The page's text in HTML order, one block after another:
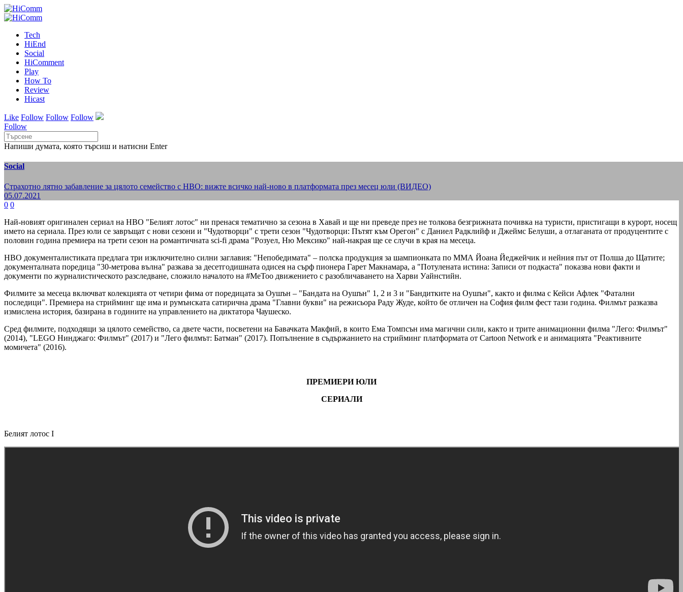
Tech
HiEnd
Social
HiComment
Play
How To
Review
Hicast
Like Follow Follow Follow
Follow
Напиши думата, която търсиш и натисни Enter
Social
Страхотно лятно забавление за цялото семейство с HBO: вижте всичко най-ново в платформата през месец юли (ВИДЕО)
05.07.2021
0 0
Най-новият оригинален сериал на HBO "Белият лотос" ни пренася тематично за сезона в Хавай и ще ни преведе през не толкова безгрижната пoчивка на туристи, пристигащи в курорт, носещ
името на сериала. През юли се завръщат с нови сезони и "Чудотворци" с трети сезон "Чудотворци: Пътят към Орегон" с Даниел Радклийф и Джеймс Белуши, а отлаганата от продуцентите с
половин година премиера на трети сезон на романтичната sci-fi драма "Розуел, Ню Мексико" най-накрая ще се случи в края на месеца.
HBO документалистиката предлага три изключително силни заглавия: "Непобедимата" – полска продукция за шампионката по ММА Йоана Йеджейчик и нейния път от Полша до Щатите;
дoкументалната поредица "30-метрова вълна" разкава за десетгодишната одисея на сърф пионера Гарет Макнамара, а "Потулената истина: Записи от подкаста" показва нови факти и
документи по журналистическото разследване, сложило началото на #MeToo движението с разобличаването на Харви Уайнстийн.
Филмите за месеца включват колекцията от четири фима от поредицата за Оушън – "Бандата на Оушън" 1, 2 и 3 и "Бандитките на Оушън", както и филма с Кейси Афлек "Фатални
последици". Премиера на стрийминг ще има и румънската сатирична драма "Главни букви" на режисьора Раду Жуде, който бе отличен на София филм фест тази година. Филмът разказва
измислена история, базирана в годините на управлението на диктатора Чаушеско.
Сред филмите, подходящи за цялото семейство, са двете части, посветени на Бавачката Макфий, в които Ема Томпсън има магични сили, както и трите анимационни филма "Лего: Филмът"
(2014), "LEGO Нинджаго: Филмът" (2017) и "Лего филмът: Батман" (2017). Попълнение в съдържанието на стрийминг платформата от Cartoon Network е и анимацията "Реактивните
момичета" (2016).
ПРЕМИЕРИ ЮЛИ
СЕРИАЛИ
Белият лотос I